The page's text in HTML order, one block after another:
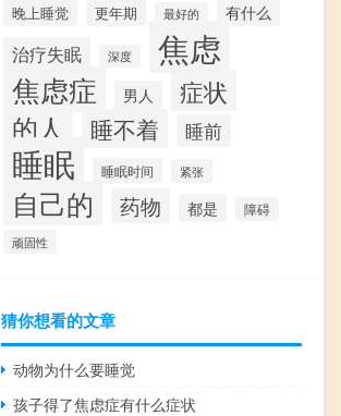
晚上睡觉 更年期 最好的 有什么
治疗失眠 深度 焦虑
焦虑症 男人 症状
的人 睡不着 睡前
睡眠 睡眠时间 紧张
自己的 药物 都是
障碍
顽固性
猜你想看的文章
动物为什么要睡觉
孩子得了焦虑症有什么症状